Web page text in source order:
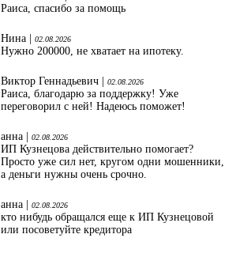
Раиса, спасибо за помощь
Нина | 02.08.2026
Нужно 200000, не хватает на ипотеку.
Виктор Геннадьевич | 02.08.2026
Раиса, благодарю за поддержку! Уже
переговорил с ней! Надеюсь поможет!
анна | 02.08.2026
ИП Кузнецова действительно помогает?
Просто уже сил нет, кругом одни мошенники,
а деньги нужны очень срочно.
анна | 02.08.2026
кто нибудь обращался еще к ИП Кузнецовой
или посоветуйте кредитора